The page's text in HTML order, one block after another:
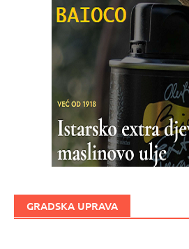
GRADSKA UPRAVA